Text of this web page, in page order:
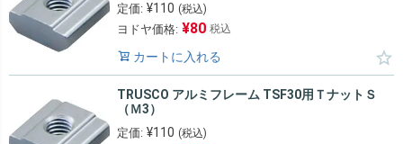
定価: ¥110 (税込)
ヨドヤ価格: ¥80 税込
カートに入れる
TRUSCO アルミフレーム TSF30用ＴナットＳ
（Ｍ3）
定価: ¥110 (税込)